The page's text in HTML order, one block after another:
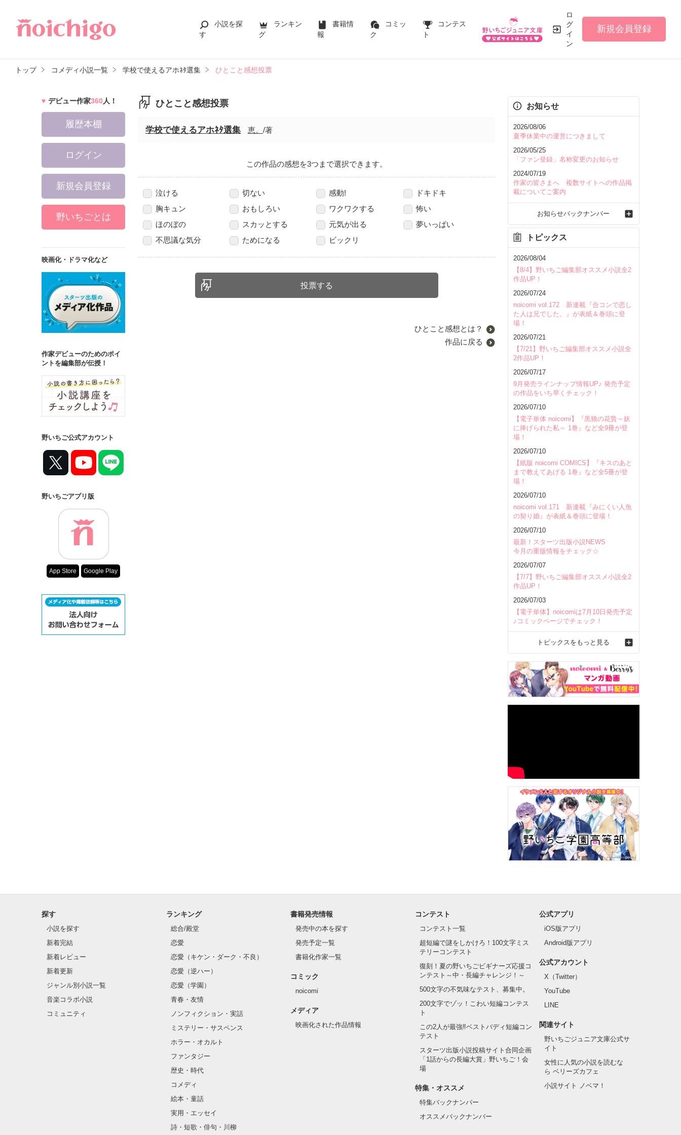
小説を探
す
ランキン
グ
書籍情
報
コミッ
ク
コンテス
ト
ロ
グ
イ
ン
新規会員登録
トップ コメディ小説一覧 学校で使えるアホﾈﾀ選集 ひとこと感想投票
ひとこと感想投票
学校で使えるアホﾈﾀ選集 恵。 /著
この作品の感想を3つまで選択できます。
泣ける 切ない 感動!
ドキドキ
胸キュン
おもしろい ワクワクする
怖い
ほのぼの
スカッとする 元気が出る
夢いっぱい
不思議な気分
ためになる ビックリ
ひとこと感想とは？
作品に戻る
デビュー作家360人！
履歴本棚
ログイン
新規会員登録
野いちごとは
映画化・ドラマ化など
作家デビューのためのポイ
ントを編集部が伝授！
野いちご公式アカウント
野いちごアプリ版
App Store Google Play
お知らせ
2026/08/06
夏季休業中の運営につきまして
2026/05/25
「ファン登録」名称変更のお知らせ
2024/07/19
作家の皆さまへ 複数サイトへの作品掲
載についてご案内
お知らせバックナンバー
トピックス
2026/08/04
【8/4】野いちご編集部オススメ小説全2
作品UP！
2026/07/24
noicomi vol.172 新連載『合コンで恋し
た人は兄でした。』が表紙＆巻頭に登
場！
2026/07/21
【7/21】野いちご編集部オススメ小説全
2作品UP！
2026/07/17
9月発売ラインナップ情報UP♪ 発売予定
の作品をいち早くチェック！
2026/07/10
【電子単体 noicomi】『黒狼の花贄～妖
に捧げられた私～ 1巻』など全9冊が登
場！
2026/07/10
【紙版 noicomi COMICS】『キスのあと
まで教えてあげる 1巻』など全5冊が登
場！
2026/07/10
noicomi vol.171 新連載『みにくい人魚
の契り婚』が表紙＆巻頭に登場！
2026/07/10
最新！スターツ出版小説NEWS
今月の重版情報をチェック☆
2026/07/07
【7/7】野いちご編集部オススメ小説全2
作品UP！
2026/07/03
【電子単体】noicomiは7月10日発売予定
♪コミックページでチェック！
トピックスをもっと見る
探す
小説を探す
新着完結
新着レビュー
新着更新
ジャンル別小説一覧
音楽コラボ小説
コミュニティ
ランキング
総合/殿堂
恋愛
恋愛（キケン・ダーク・不良）
恋愛（逆ハー）
恋愛（学園）
青春・友情
ノンフィクション・実話
ミステリー・サスペンス
ホラー・オカルト
ファンタジー
歴史・時代
コメディ
絵本・童話
実用・エッセイ
詩・短歌・俳句・川柳
書籍発売情報
発売中の本を探す
発売予定一覧
書籍化作家一覧
コミック
noicomi
メディア
映画化された作品情報
コンテスト
コンテスト一覧
超短編で謎をしかけろ！100文字ミス
テリーコンテスト
復刻！夏の野いちごビギナーズ応援コ
ンテスト～中・長編チャレンジ！～
500文字の不気味なテスト、募集中。
200文字でゾッ！こわい短編コンテス
ト
この2人が最強‼ベストバディ短編コン
テスト
スターツ出版小説投稿サイト合同企画
「1話からの長編大賞」野いちご！会
場
特集・オススメ
特集バックナンバー
オススメバックナンバー
公式アプリ
iOS版アプリ
Android版アプリ
公式アカウント
X（Twitter）
YouTube
LINE
関連サイト
野いちごジュニア文庫公式サ
イト
女性に人気の小説を読むな
ら ベリーズカフェ
小説サイト ノベマ！